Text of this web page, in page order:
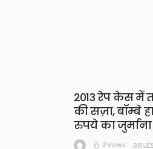
2013 रेप केस में
की सज़ा, बॉम्बे
रुपये का जुर्माना
2 Views